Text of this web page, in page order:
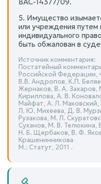
5. Имущество
или учреждения путем
индивидуального
быть обжалован в
Источник комментария:
Постатейный
Российской Федерации,
В.В. Андропов, К.П.
Жернаков, В. А. Захаров,
Кириллова, А. В.
Майфат, А. Л.
Л. Ю. Михеева, Д. В.
Рузакова, М. Л.
Суханов, М. В. Телюкина,
Н. Б. Щербаков, В. Ф.
Крашенинникова
М.: Статут, 2011 .